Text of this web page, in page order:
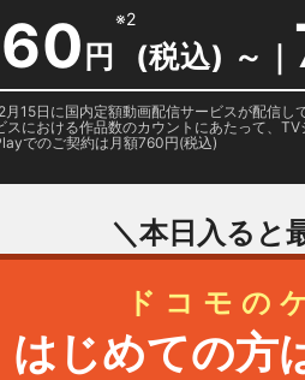
円
※2
(税込) ～ ｜
15日に国内定額動画配信サービスが配信
における作品数のカウントにあたって、TV
でのご契約は月額760円(税込)
＼本日入ると
ドコモの
はじめての方